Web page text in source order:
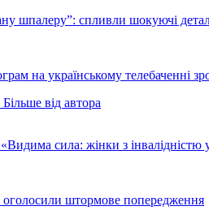
шпалеру”: спливли шокуючі
на українському телебаченні
Більше від автора
сила: жінки з інвалідністю
штормове попередження